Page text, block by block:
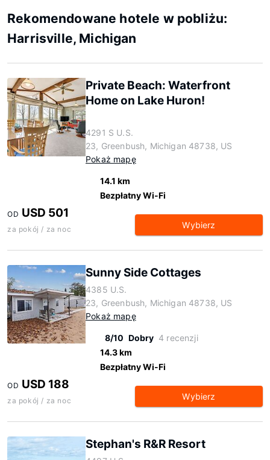
Rekomendowane hotele w pobliżu:
Harrisville, Michigan
Private Beach: Waterfront
Home on Lake Huron!
4291 S U.S.
23, Greenbush, Michigan 48738, US
Pokaż mapę
14.1 km
Bezpłatny Wi-Fi
OD USD 501
za pokój / za noc Wybierz
Sunny Side Cottages
4385 U.S.
23, Greenbush, Michigan 48738, US
Pokaż mapę
8/10 Dobry 4 recenzji
14.3 km
Bezpłatny Wi-Fi
OD USD 188
za pokój / za noc Wybierz
Stephan's R&R Resort